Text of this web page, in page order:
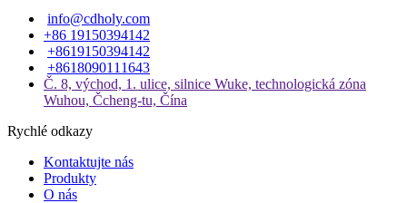
info@cdholy.com
+86 19150394142
+8619150394142
+8618090111643
Č. 8, východ, 1. ulice, silnice Wuke, technologická zóna
Wuhou, Čcheng-tu, Čína
Rychlé odkazy
Kontaktujte nás
Produkty
O nás